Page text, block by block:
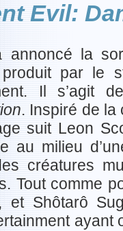
Evil:
annoncé la
par le
Il s’agit
. Inspiré de la
suit Leon
au milieu
créatures
Tout comme
et Shôtarô
ayant